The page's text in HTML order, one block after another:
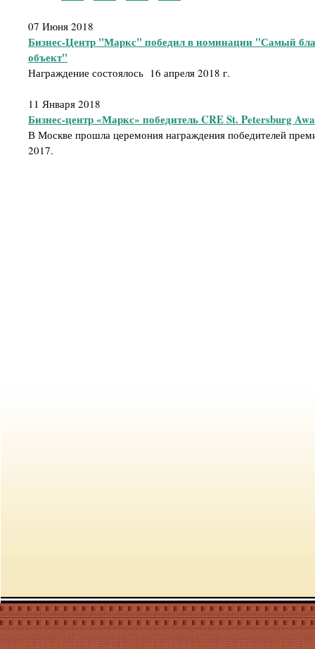
07 Июня 2018
Бизнес-Центр "Маркс" победил в номинации "Самый
объект"
Награждение состоялось 16 апреля 2018 г.
11 Января 2018
Бизнес-центр «Маркс» победитель CRE St. Petersburg
В Москве прошла церемония награждения победителей
2017.